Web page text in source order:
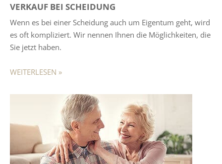
VERKAUF BEI SCHEIDUNG
Wenn es bei einer Scheidung auch um Eigentum geht, wird
es oft kompliziert. Wir nennen Ihnen die Möglichkeiten, die
Sie jetzt haben.
WEITERLESEN »